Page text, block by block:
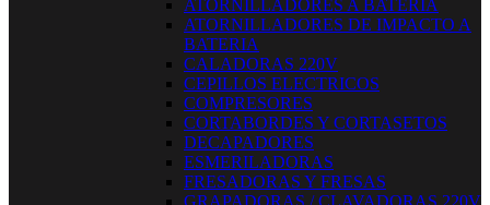
ATORNILLADORES A BATERIA
ATORNILLADORES DE IMPACTO A
BATERIA
CALADORAS 220V
CEPILLOS ELECTRICOS
COMPRESORES
CORTABORDES Y CORTASETOS
DECAPADORES
ESMERILADORAS
FRESADORAS Y FRESAS
GRAPADORAS / CLAVADORAS 220V